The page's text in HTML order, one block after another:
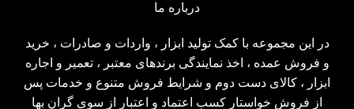
درباره ما
در این مجموعه با کمک تولید ابزار ، واردات و صادرات ، خرید
و فروش عمده ، اخذ نمایندگی برندهای معتبر ، تعمیر و اجاره
ابزار ، کالای دست دوم و شرایط فروش متنوع و خدمات پس
از فروش خواستار کسب اعتماد و اعتبار از سوی گران بها